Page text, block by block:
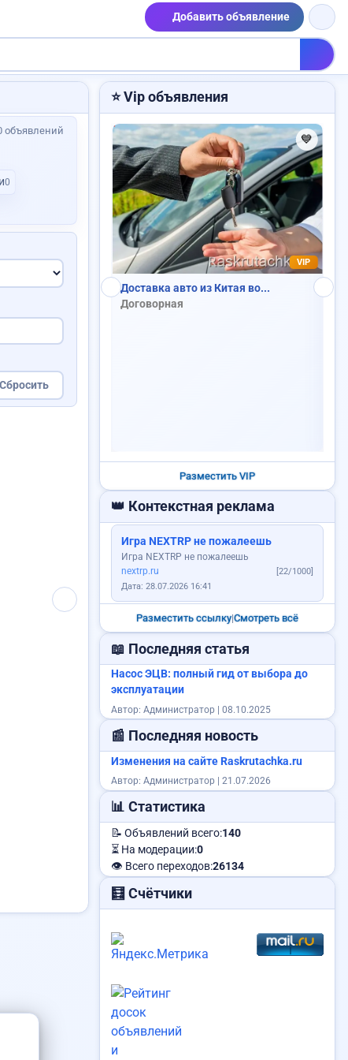
Продам авто
Требуется повар
Добавить объявление
объявлений
0
Сбросить
⭐ Vip объявления
💙
Китая во...
💙
Разместить VIP
👑 Контекстная реклама
Игра NEXTRP не пожалеешь
Игра NEXTRP не пожалеешь
nextrp.ru
[22/1000]
Дата: 28.07.2026 16:41
Разместить ссылку|Смотреть всё
📖 Последняя статья
Насос ЭЦВ: полный гид от выбора до
эксплуатации
Автор: Администратор | 08.10.2025
📰 Последняя новость
Изменения на сайте Raskrutachka.ru
Автор: Администратор | 21.07.2026
📊 Статистика
📝 Объявлений всего:140
⏳ На модерации:0
👁️ Всего переходов:26134
🧮 Счётчики